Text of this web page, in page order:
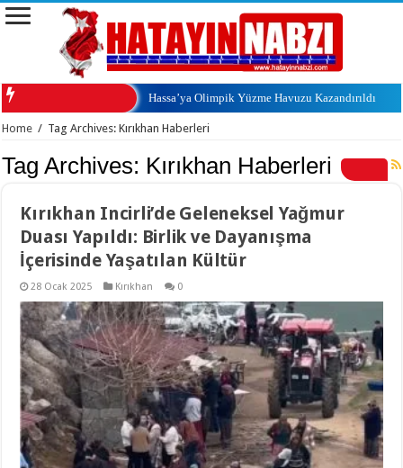
Hassa’ya Olimpik Yüzme Havuzu Kazandırıldı
Home / Tag Archives: Kırıkhan Haberleri
Tag Archives: Kırıkhan Haberleri
Kırıkhan Incirli’de Geleneksel Yağmur
Duası Yapıldı: Birlik ve Dayanışma
İçerisinde Yaşatılan Kültür
28 Ocak 2025 Kırıkhan 0